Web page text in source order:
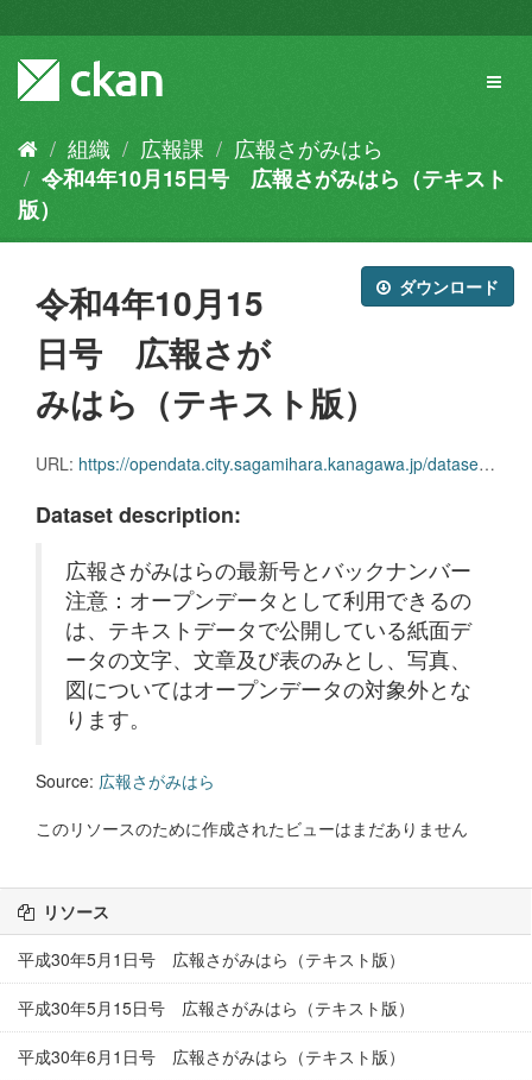
キ
組織 広報課
広報さがみはら
令和4年10月15日号 広報さがみはら（テキスト
版）
ダウンロード
令和4年10月15
日号 広報さが
みはら（テキスト版）
URL: https://opendata.city.sagamihara.kanagawa.jp/dataset/1b0c8b0d-7310-49c7-b86e-5c35ab32df26/resource/ec4f1448-a454-4752-8057-cc59592b6ece/download/koho_1015.zip
Dataset description:
広報さがみはらの最新号とバックナンバー
注意：オープンデータとして利用できるの
は、テキストデータで公開している紙面デ
ータの文字、文章及び表のみとし、写真、
図についてはオープンデータの対象外とな
ります。
Source: 広報さがみはら
このリソースのために作成されたビューはまだありません
リソース
平成30年5月1日号 広報さがみはら（テキスト版）
平成30年5月15日号 広報さがみはら（テキスト版）
平成30年6月1日号 広報さがみはら（テキスト版）